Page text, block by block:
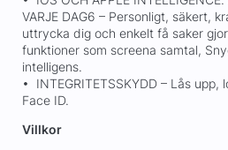
VARJE DAG6 – Personligt, säkert,
uttrycka dig och enkelt få saker
funktioner som screena samtal,
intelligens.
• INTEGRITETSSKYDD – Lås
Face ID.
Villkor